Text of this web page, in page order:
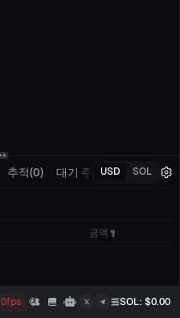
추적(0) 대기 주문 내 거래
USD SOL
금액
0fps SOL: $0.00